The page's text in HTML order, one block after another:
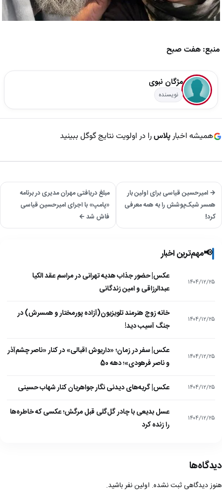
منبع: هفت صبح
مژگان نبوی
نویسنده
همیشه اخبارپلاسرا در اولویت نتایج گوگل ببینید
→ امیرحسین قیاسی برای اولین بار
همسر شیک‌پوشش را به همه معرفی
کرد!
مبلغ دریافتی مهران مدیری در برنامه
«پامپ» با اجرای امیرحسین قیاسی
فاش شد ←
📢مهم‌ترین اخبار
۱۴۰۴/۱۲/۲۵
عکس| حضور جذاب هدیه تهرانی در مراسم عقد الکیا
عبدالرزاقی و امین زندگانی
۱۴۰۴/۱۲/۲۵
خانه زوج هنرمند تلویزیون(آزاده پورمختار و همسرش) در
جنگ آسیب دید!
۱۴۰۴/۱۲/۲۵
عکس| سفر در زمان؛ «داریوش اقبالی» در کنار «ناصر چشم‌آذر
و ناصر فرهودی»؛ دهه 50
۱۴۰۴/۱۲/۲۵ عکس| گریه‌های دیدنی نگار جواهریان کنار شهاب حسینی
۱۴۰۴/۱۲/۲۵
عسل بدیعی با چادر گل‌گلی قبل مرگش؛ عکسی که خاطره‌ها
را زنده کرد
دیدگاه‌ها
هنوز دیدگاهی ثبت نشده. اولین نفر باشید.